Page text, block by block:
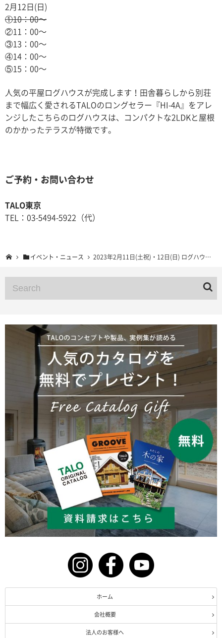
2月12日(日)
①10：00〜
②11：00〜
③13：00〜
④14：00〜
⑤15：00〜
人気の平屋ログハウスが完成します！田舎暮らしから別荘
まで幅広く愛されるTALOのロングセラー『HI-4A』をアレ
ンジしたこちらのログハウスは、コンパクトな2LDKと屋根
のかかったテラスが特徴です。
ご予約・お問い合わせ
TALO東京
TEL：03-5494-5922（代）
イベント・ニュース 2023年2月11日(土祝)・12日(日) ログハウス予約制完成見学会 愛知県豊田市
ホーム
会社概要
法人のお客様へ